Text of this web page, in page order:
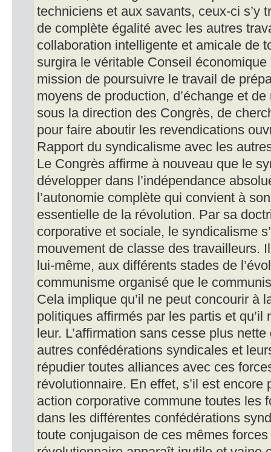
techniciens et aux savants, ceux-ci s’y
de complète égalité avec les autres
collaboration intelligente et amicale de
surgira le véritable Conseil
mission de poursuivre le travail de
moyens de production, d’échange et
sous la direction des Congrès, de
pour faire aboutir les revendications
Rapport du syndicalisme avec les
Le Congrès affirme à nouveau que le
développer dans l’indépendance
l’autonomie complète qui convient à
essentielle de la révolution. Par sa
corporative et sociale, le syndicalisme
mouvement de classe des travailleurs.
lui-même, aux différents stades de
communisme organisé que le
Cela implique qu’il ne peut concourir à
politiques affirmés par les partis et
leur. L’affirmation sans cesse plus
autres confédérations syndicales et
répudier toutes alliances avec ces
révolutionnaire. En effet, s’il est
action corporative commune toutes les
dans les différentes confédérations
toute conjugaison de ces mêmes